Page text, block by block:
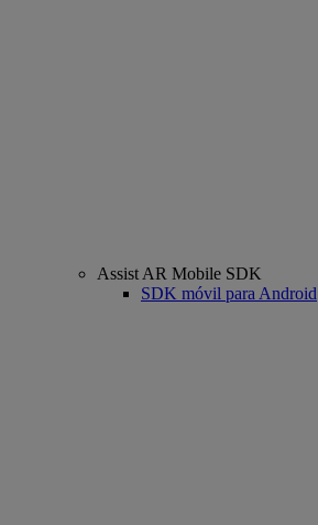
Assist AR Mobile SDK
SDK móvil para Android